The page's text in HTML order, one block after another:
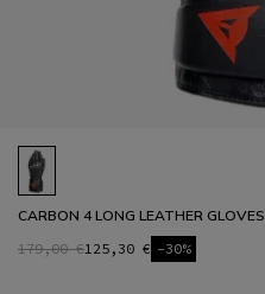
CARBON 4 LONG LEATHER GLOVES
179,00 €125,30 € -30%